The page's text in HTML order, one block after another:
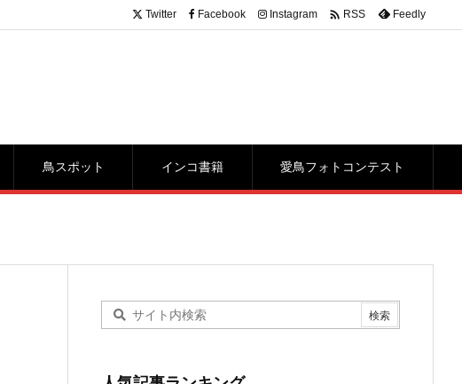
鳥スポット インコ書籍 愛鳥フォトコンテスト
Twitter Facebook Instagram  RSS Feedly